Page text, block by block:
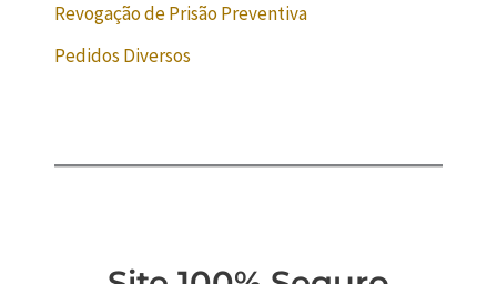
Revogação de Prisão Preventiva
Pedidos Diversos